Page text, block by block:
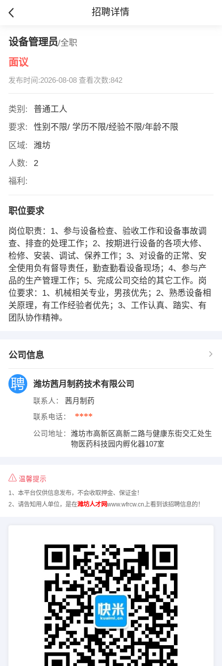
招聘详情
设备管理员/全职
面议
发布时间:2026-08-08 查看次数:842
类别:
普通工人
要求:
性别不限/ 学历不限/经验不限/年龄不限
区域:
潍坊
人数:
2
福利:
职位要求
岗位职责：1、参与设备检查、验收工作和设备事故调
查、排查的处理工作；2、按期进行设备的各项大修、
检修、安装、调试、保养工作；3、对设备的正常、安
全使用负有督导责任，勤查勤看设备现场；4、参与产
品的生产管理工作；5、完成公司交给的其它工作。岗
位要求：1、机械相关专业，男孩优先；2、熟悉设备相
关原理，有工作经验者优先；3、工作认真、踏实、有
团队协作精神。
公司信息
潍坊茜月制药技术有限公司
联系人： 茜月制药
联系电话： ****
公司地址：
潍坊市高新区高新二路与健康东街交汇处生
物医药科技园内孵化器107室
温馨提示
1、本平台仅供信息发布，不会收取押金、保证金！
2、请告知用人单位，是在潍坊人才网www.wfrcw.cn上看到该招聘信息的！